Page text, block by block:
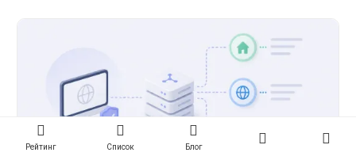
Рейтинг Список Блог